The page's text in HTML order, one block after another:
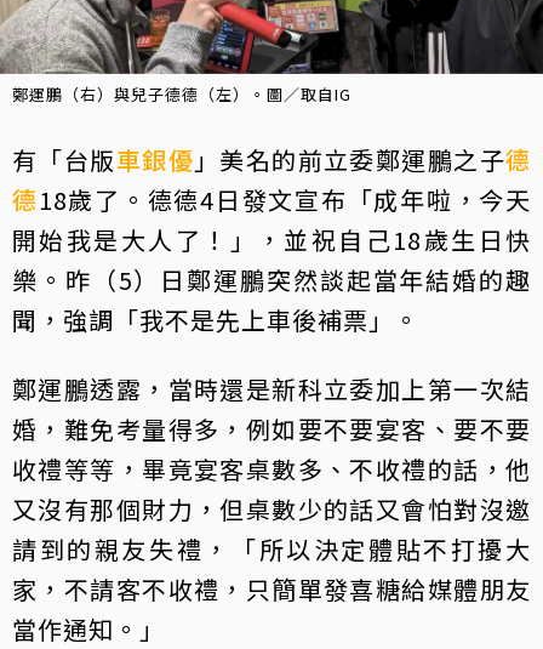
鄭運鵬（右）與兒子德德（左）。圖／取自IG
有「台版車銀優 」美名的前立委鄭運鵬之子德
德18歲了。德德4日發文宣布「成年啦，今天
開始我是大人了！」，並祝自己18歲生日快
樂。昨（5）日鄭運鵬突然談起當年結婚的趣
聞，強調「我不是先上車後補票」。
鄭運鵬透露，當時還是新科立委加上第一次結
婚，難免考量得多，例如要不要宴客、要不要
收禮等等，畢竟宴客桌數多、不收禮的話，他
又沒有那個財力，但桌數少的話又會怕對沒邀
請到的親友失禮，「所以決定體貼不打擾大
家，不請客不收禮，只簡單發喜糖給媒體朋友
當作通知。」